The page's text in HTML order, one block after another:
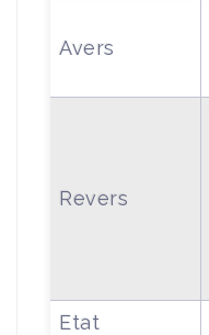
Avers
Revers
Etat